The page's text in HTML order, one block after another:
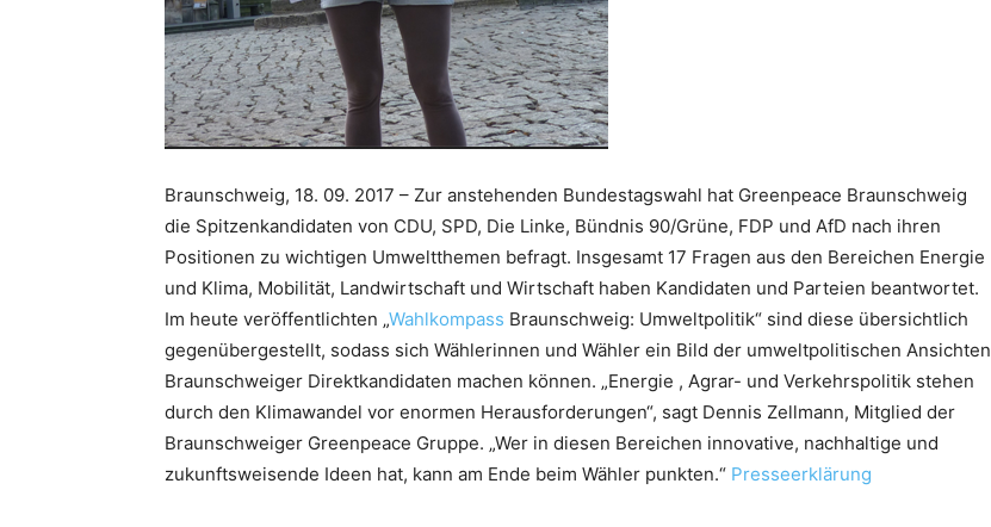
Braunschweig, 18. 09. 2017 – Zur anstehenden Bundestagswahl hat Greenpeace Braunschweig
die Spitzenkandidaten von CDU, SPD, Die Linke, Bündnis 90/Grüne, FDP und AfD nach ihren
Positionen zu wichtigen Umweltthemen befragt. Insgesamt 17 Fragen aus den Bereichen Energie
und Klima, Mobilität, Landwirtschaft und Wirtschaft haben Kandidaten und Parteien beantwortet.
Im heute veröffentlichten „Wahlkompass Braunschweig: Umweltpolitik“ sind diese übersichtlich
gegenübergestellt, sodass sich Wählerinnen und Wähler ein Bild der umweltpolitischen Ansichten
Braunschweiger Direktkandidaten machen können. „Energie , Agrar- und Verkehrspolitik stehen
durch den Klimawandel vor enormen Herausforderungen“, sagt Dennis Zellmann, Mitglied der
Braunschweiger Greenpeace Gruppe. „Wer in diesen Bereichen innovative, nachhaltige und
zukunftsweisende Ideen hat, kann am Ende beim Wähler punkten.“ Presseerklärung